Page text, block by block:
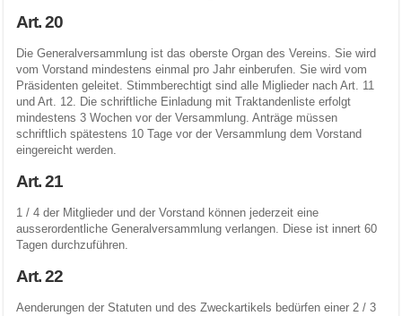
Art. 20
Die Generalversammlung ist das oberste Organ des Vereins. Sie wird
vom Vorstand mindestens einmal pro Jahr einberufen. Sie wird vom
Präsidenten geleitet. Stimmberechtigt sind alle Miglieder nach Art. 11
und Art. 12. Die schriftliche Einladung mit Traktandenliste erfolgt
mindestens 3 Wochen vor der Versammlung. Anträge müssen
schriftlich spätestens 10 Tage vor der Versammlung dem Vorstand
eingereicht werden.
Art. 21
1 / 4 der Mitglieder und der Vorstand können jederzeit eine
ausserordentliche Generalversammlung verlangen. Diese ist innert 60
Tagen durchzuführen.
Art. 22
Aenderungen der Statuten und des Zweckartikels bedürfen einer 2 / 3